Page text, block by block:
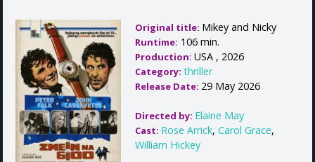
Original title: Mikey and Nicky
Runtime: 106 min.
Production: USA , 2026
Category: thriller
Release Date: 29 May 2026
Directed by: Elaine May
Cast: Rose Arrick, Carol Grace,
William Hickey